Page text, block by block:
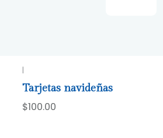
|
Tarjetas navideñas
$100.00